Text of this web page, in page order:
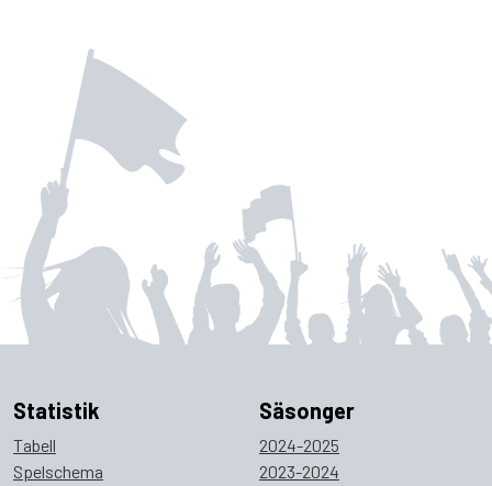
Statistik
Tabell
Spelschema
Säsonger
2024-2025
2023-2024